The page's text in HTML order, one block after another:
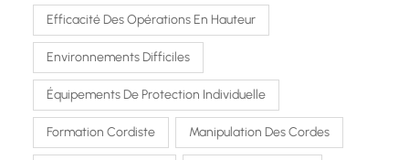
Efficacité Des Opérations En Hauteur
Environnements Difficiles
Équipements De Protection Individuelle
Formation Cordiste Manipulation Des Cordes